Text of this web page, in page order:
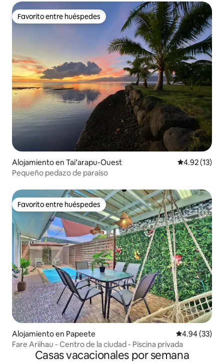
Favorito entre huéspedes
Favorito entre huéspedes
Alojamiento en Taiʻarapu-Ouest Calificación
4.92 (13)
Pequeño pedazo de paraíso
Favorito entre huéspedes
Favorito entre huéspedes
Alojamiento en Papeete Calificación
4.94 (33)
Fare Ariihau - Centro de la ciudad - Piscina privada
Casas vacacionales por semana